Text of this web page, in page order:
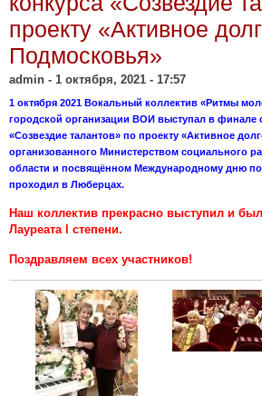
проекту «Активное
Подмосковья»
admin - 1 октября, 2021 - 17:57
1 октября 2021 Вокальный коллектив «Ритмы
городской организации ВОИ выступал в финале
«Созвездие талантов» по проекту «Активное
организованного Министерством социального
области и посвящённом Международному дню
проходил в Люберцах.
Наш коллектив прекрасно выступил и
Лауреата l степени.
Поздравляем всех участников!